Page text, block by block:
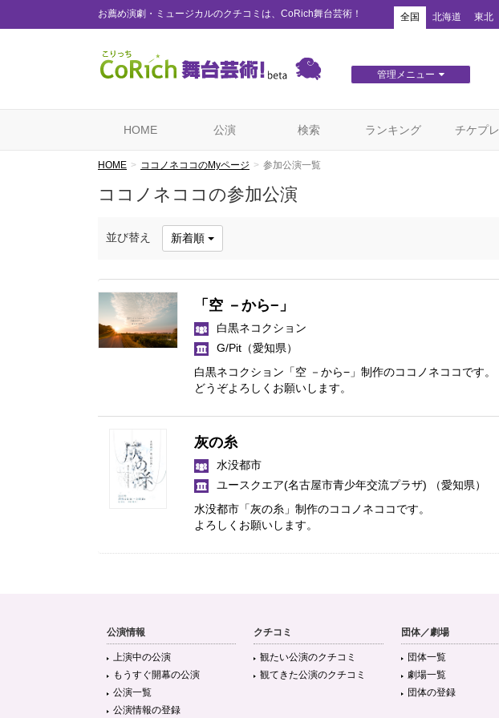
お薦め演劇・ミュージカルのクチコミは、CoRich舞台芸術！ 全国 北海道 東北
管理メニュー
HOME 公演 検索 ランキング チケプレ
HOME ココノネココのMyページ 参加公演一覧
ココノネココの参加公演
並び替え 新着順
「空 －から−」
白黒ネコクション
G/Pit （愛知県）
白黒ネコクション「空 －から−」制作のココノネココです。
どうぞよろしくお願いします。
灰の糸
水没都市
ユースクエア(名古屋市青少年交流プラザ)
（愛知県）
水没都市「灰の糸」制作のココノネココです。
よろしくお願いします。
公演情報
上演中の公演
もうすぐ開幕の公演
公演一覧
公演情報の登録
クチコミ
観たい公演のクチコミ
観てきた公演のクチコミ
団体／劇場
団体一覧
劇場一覧
団体の登録